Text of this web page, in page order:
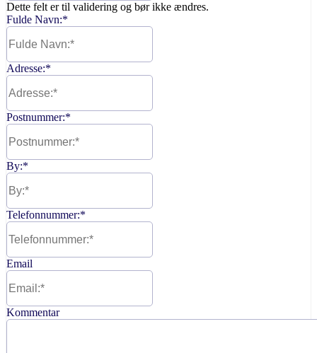
Dette felt er til validering og bør ikke ændres.
Fulde Navn:*
Adresse:*
Postnummer:*
By:*
Telefonnummer:*
Email
Kommentar